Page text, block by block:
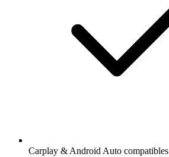
Carplay & Android Auto compatibles